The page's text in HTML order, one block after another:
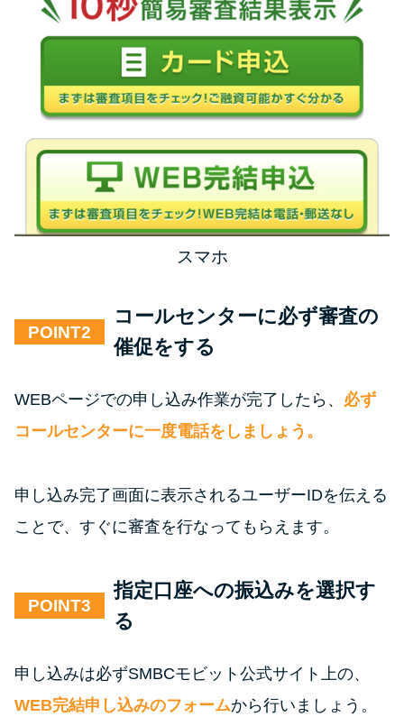
スマホ
POINT
コールセンターに必ず審査の
催促をする
WEBページでの申し込み作業が完了したら、 必ず
コールセンターに一度電話をしましょう。
申し込み完了画面に表示されるユーザーIDを伝える
ことで、すぐに審査を行なってもらえます。
POINT
指定口座への振込みを選択す
る
申し込みは必ずSMBCモビット公式サイト上の、
WEB完結申し込みのフォームから行いましょう。